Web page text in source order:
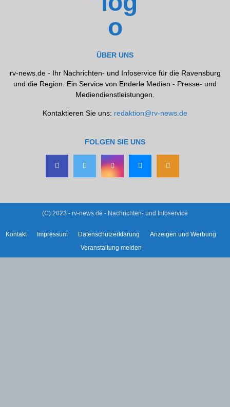
ÜBER UNS
rv-news.de - Ihr Nachrichten- und Infoservice für die Ravensburg
und die Region. Ein Service von Enderle Medien - Presse- und
Mediendienstleistungen.
Kontaktieren Sie uns: redaktion@rv-news.de
FOLGEN SIE UNS
(C) 2023 - rv-news.de - Nachrichten- und Infoservice
Kontakt Impressum Datenschutzerklärung
Anzeigen und Werbung
Veranstaltung melden